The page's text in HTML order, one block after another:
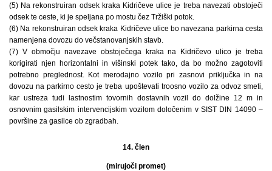
(5) Na rekonstruiran odsek kraka Kidričeve ulice je treba navezati obstoječi
odsek te ceste, ki je speljana po mostu čez Tržiški potok.
(6) Na rekonstruiran odsek kraka Kidričeve ulice bo navezana parkirna cesta
namenjena dovozu do večstanovanjskih stavb.
(7) V območju navezave obstoječega kraka na Kidričevo ulico je treba
korigirati njen horizontalni in višinski potek tako, da bo možno zagotoviti
potrebno preglednost. Kot merodajno vozilo pri zasnovi priključka in na
dovozu na parkirno cesto je treba upoštevati troosno vozilo za odvoz smeti,
kar ustreza tudi lastnostim tovornih dostavnih vozil do dolžine 12 m in
osnovnim gasilskim intervencijskim vozilom določenim v SIST DIN 14090 –
površine za gasilce ob zgradbah.
14. člen
(mirujoči promet)